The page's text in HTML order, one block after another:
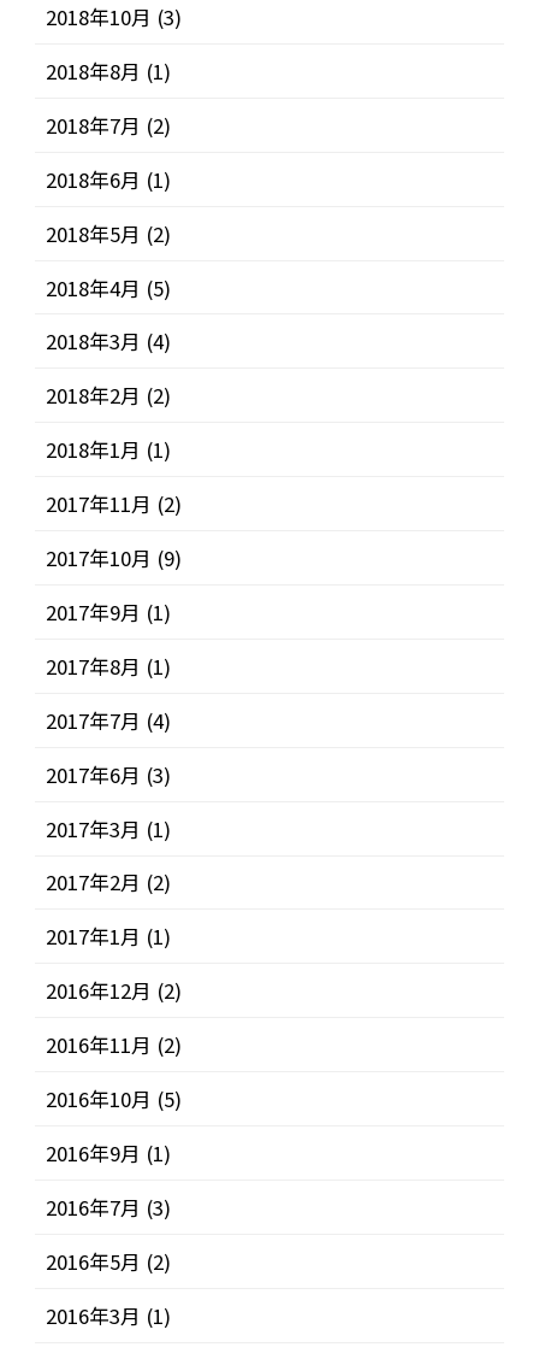
2018年10月 (3)
2018年8月 (1)
2018年7月 (2)
2018年6月 (1)
2018年5月 (2)
2018年4月 (5)
2018年3月 (4)
2018年2月 (2)
2018年1月 (1)
2017年11月 (2)
2017年10月 (9)
2017年9月 (1)
2017年8月 (1)
2017年7月 (4)
2017年6月 (3)
2017年3月 (1)
2017年2月 (2)
2017年1月 (1)
2016年12月 (2)
2016年11月 (2)
2016年10月 (5)
2016年9月 (1)
2016年7月 (3)
2016年5月 (2)
2016年3月 (1)